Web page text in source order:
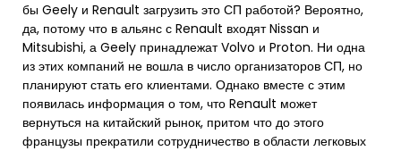
бы Geely и Renault загрузить это СП работой? Вероятно,
да, потому что в альянс с Renault входят Nissan и
Mitsubishi, а Geely принадлежат Volvo и Proton. Ни одна
из этих компаний не вошла в число организаторов СП, но
планируют стать его клиентами. Однако вместе с этим
появилась информация о том, что Renault может
вернуться на китайский рынок, притом что до этого
французы прекратили сотрудничество в области легковых